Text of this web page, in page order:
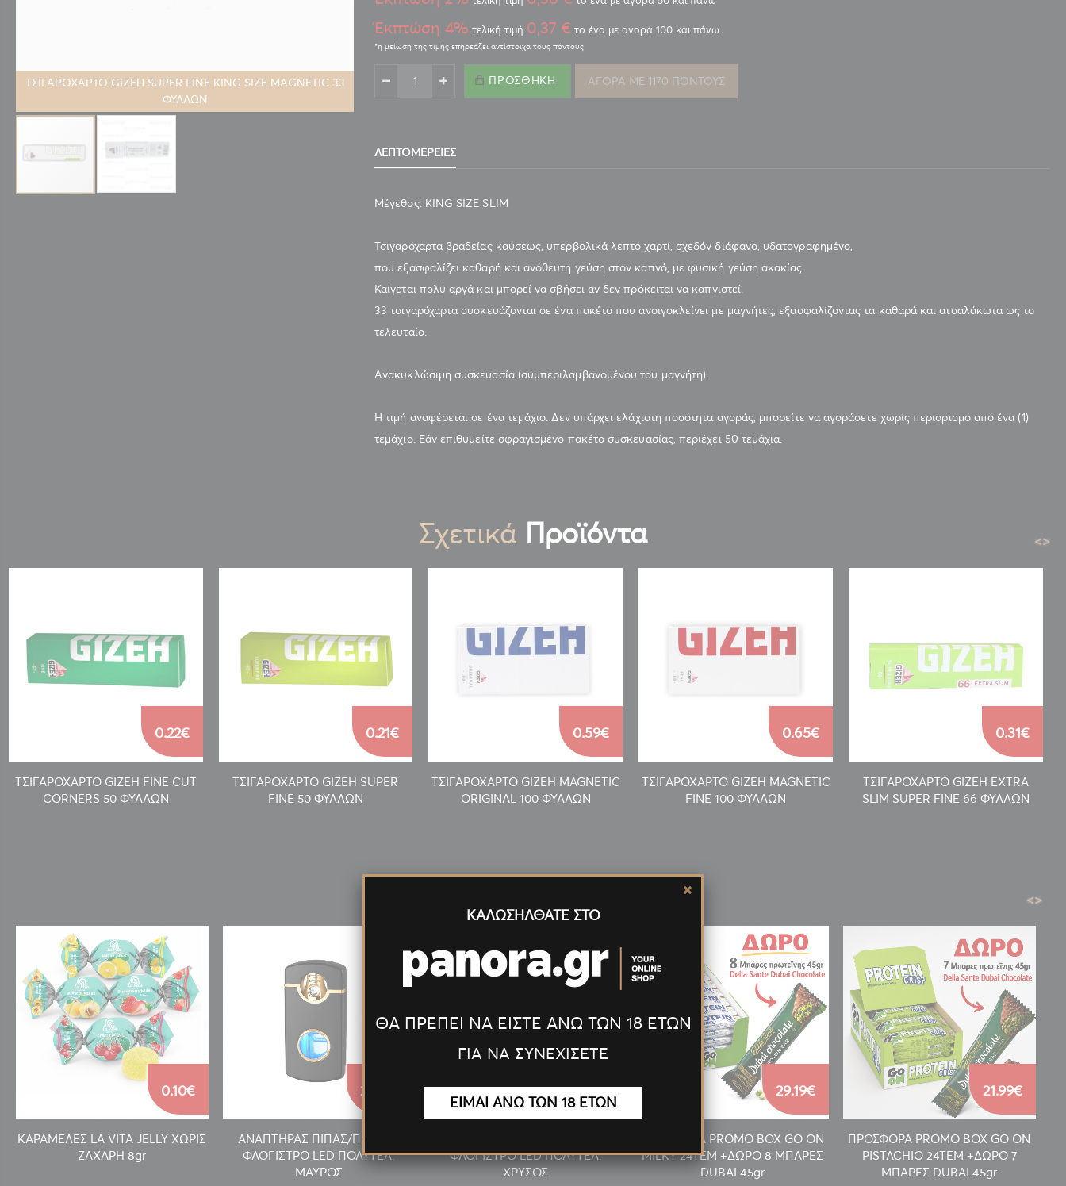
ΤΣΙΓΑΡΟΧΑΡΤΟ GIZEH SUPER FINE KING SIZE MAGNETIC 33
ΦΥΛΛΩΝ
ΤΣΙΓΑΡΟΧΑΡΤΟ GIZEH SUPER FINE KING SIZE MAGNETIC 33
ΦΥΛΛΩΝ
Έκπτώση 4% τελική τιμή 0,37 € το ένα με αγορά 100 και πάνω
ΠΡΟΣΘΉΚΗ ΑΓΟΡΑ ΜΕ 1170 ΠΟΝΤΟΥΣ
ΛΕΠΤΟΜΈΡΕΙΕΣ
Μέγεθος: KING SIZE SLIM
Τσιγαρόχαρτα βραδείας καύσεως, υπερβολικά λεπτό χαρτί, σχεδόν διάφανο, υδατογραφημένο,
που εξασφαλίζει καθαρή και ανόθευτη γεύση στον καπνό, με φυσική γεύση ακακίας.
Καίγεται πολύ αργά και μπορεί να σβήσει αν δεν πρόκειται να καπνιστεί.
33 τσιγαρόχαρτα συσκευάζονται σε ένα πακέτο που ανοιγοκλείνει με μαγνήτες, εξασφαλίζοντας τα καθαρά και ατσαλάκωτα ως το
τελευταίο.
Ανακυκλώσιμη συσκευασία (συμπεριλαμβανομένου του μαγνήτη).
Η τιμή αναφέρεται σε ένα τεμάχιο. Δεν υπάρχει ελάχιστη ποσότητα αγοράς, μπορείτε να αγοράσετε χωρίς περιορισμό από ένα (1)
τεμάχιο. Εάν επιθυμείτε σφραγισμένο πακέτο συσκευασίας, περιέχει 50 τεμάχια.
Σχετικά Προϊόντα
ΤΣΙΓΑΡΟΧΑΡΤΟ GIZEH FINE CUT
CORNERS 50 ΦΥΛΛΩΝ
0.22€
ΤΣΙΓΑΡΟΧΑΡΤΟ GIZEH SUPER
FINE 50 ΦΥΛΛΩΝ
0.21€
ΤΣΙΓΑΡΟΧΑΡΤΟ GIZEH MAGNETIC
ORIGINAL 100 ΦΥΛΛΩΝ
0.59€
ΤΣΙΓΑΡΟΧΑΡΤΟ GIZEH MAGNETIC
FINE 100 ΦΥΛΛΩΝ
0.65€
ΤΣΙΓΑΡΟΧΑΡΤΟ GIZEH EXTRA
SLIM SUPER FINE 66 ΦΥΛΛΩΝ
0.31€
<>
ΚΑΡΑΜΕΛΕΣ LA VITA JELLY ΧΩΡΙΣ
ΖΑΧΑΡΗ 8gr
0.10€
ΑΝΑΠΤΗΡΑΣ ΠΙΠΑΣ/ΠΟΥΡΟΥ
ΦΛΟΓΙΣΤΡΟ LED ΠΟΛΥΤΕΛ.
ΜΑΥΡΟΣ
27.55€
ΦΛΟΓΙΣΤΡΟ LED ΠΟΛΥΤΕΛ.
ΧΡΥΣΟΣ
27.55€
ΠΡΟΣΦΟΡΑ PROMO BOX GO ON
MILKY 24TEM +ΔΩΡΟ 8 ΜΠΑΡΕΣ
DUBAI 45gr
29.19€
ΠΡΟΣΦΟΡΑ PROMO BOX GO ON
PISTACHIO 24TEM +ΔΩΡΟ 7
ΜΠΑΡΕΣ DUBAI 45gr
21.99€
<>
ΚΑΛΩΣΗΛΘΑΤΕ ΣΤΟ
ΘΑ ΠΡΕΠΕΙ ΝΑ ΕΙΣΤΕ ΑΝΩ ΤΩΝ 18 ΕΤΩΝ
ΓΙΑ ΝΑ ΣΥΝΕΧΙΣΕΤΕ
ΕΙΜΑΙ ΑΝΩ ΤΩΝ 18 ΕΤΩΝ